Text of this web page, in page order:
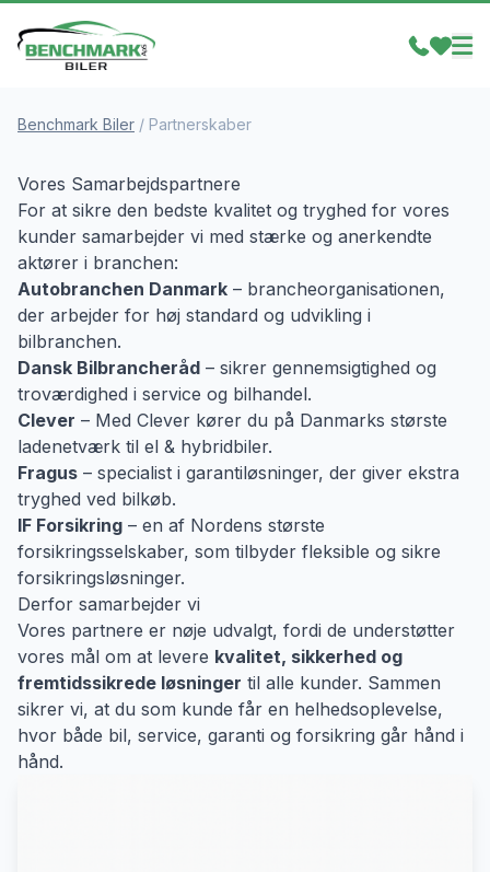
Benchmark Biler / Partnerskaber
Vores Samarbejdspartnere
For at sikre den bedste kvalitet og tryghed for vores
kunder samarbejder vi med stærke og anerkendte
aktører i branchen:
Autobranchen Danmark – brancheorganisationen,
der arbejder for høj standard og udvikling i
bilbranchen.
Dansk Bilbrancheråd – sikrer gennemsigtighed og
troværdighed i service og bilhandel.
Clever – Med Clever kører du på Danmarks største
ladenetværk til el & hybridbiler.
Fragus – specialist i garantiløsninger, der giver ekstra
tryghed ved bilkøb.
IF Forsikring – en af Nordens største
forsikringsselskaber, som tilbyder fleksible og sikre
forsikringsløsninger.
Derfor samarbejder vi
Vores partnere er nøje udvalgt, fordi de understøtter
vores mål om at levere kvalitet, sikkerhed og
fremtidssikrede løsninger til alle kunder. Sammen
sikrer vi, at du som kunde får en helhedsoplevelse,
hvor både bil, service, garanti og forsikring går hånd i
hånd.